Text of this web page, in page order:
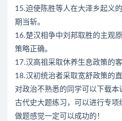
15.迫使陈胜等人在大泽乡起义
期当斩。
16.楚汉相争中刘邦取胜的主观
策略正确。
17.汉高祖采取休养生息政策的
18.汉初统治者采取宽舒政策的
对政治不熟悉的同学可以下载本
古代史大题练习，可以进行专项
做题感觉一定可以成功的！